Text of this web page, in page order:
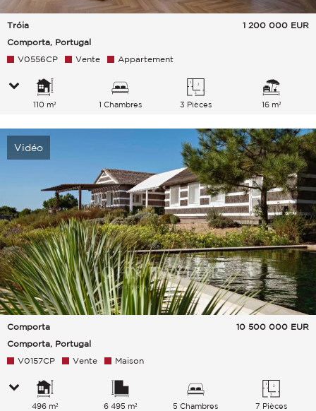
Tróia
Comporta, Portugal
1 200 000 EUR
V0556CP Vente Appartement
110 m² 1 Chambres 3 Pièces 16 m²
Vidéo
Comporta
Comporta, Portugal
10 500 000 EUR
V0157CP Vente Maison
496 m² 6 495 m² 5 Chambres 7 Pièces